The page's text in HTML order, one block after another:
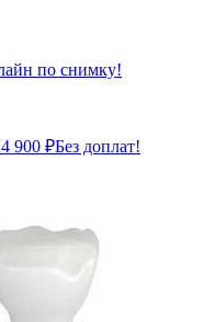
по снимку!
900 ₽Без доплат!